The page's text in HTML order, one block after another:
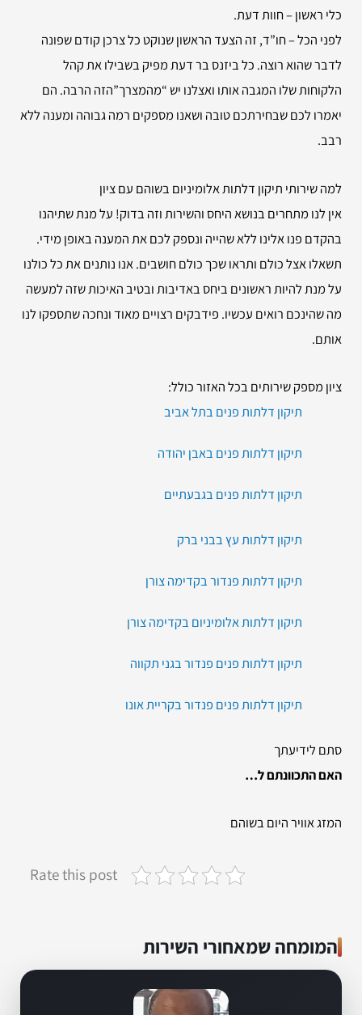
כלי ראשון – חוות דעת.
לפני הכל – חו”ד, זה הצעד הראשון שנוקט כל צרכן קודם שפונה
לדבר שהוא רוצה. כל ביזנס בר דעת מפיק בשבילו את קהל
הלקוחות שלו המגבה אותו ואצלנו יש “מהמצרך”הזה הרבה. הם
יאמרו לכם שבחירתכם טובה ושאנו מספקים רמה גבוהה ומענה ללא
רבב.
למה שירותי תיקון דלתות אלומיניום בשוהם עם ציון
אין לנו מתחרים בנושא היחס והשירות וזה בדוק! על מנת שתיהנו
בהקדם פנו אלינו ללא שהייה ונספק לכם את המענה באופן מידי.
תשאלו אצל כולם ותראו שכך כולם חושבים. אנו נותנים את כל כולנו
על מנת להיות ראשונים ביחס באדיבות ובטיב האיכות שזה למעשה
מה שהינכם רואים עכשיו. פידבקים רצויים מאוד ונחכה שתספקו לנו
אותם.
ציון מספק שירותים בכל האזור כולל:
תיקון דלתות פנים בתל אביב
תיקון דלתות פנים באבן יהודה
תיקון דלתות פנים בגבעתיים
תיקון דלתות עץ בבני ברק
תיקון דלתות פנדור בקדימה צורן
תיקון דלתות אלומיניום בקדימה צורן
תיקון דלתות פנים פנדור בגני תקווה
תיקון דלתות פנים פנדור בקריית אונו
סתם לידיעתך
האם התכוונתם ל…
המזג אוויר היום בשוהם
Rate this post
המומחה שמאחורי השירות